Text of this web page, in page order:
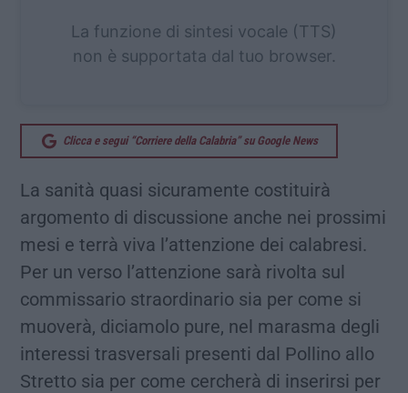
La funzione di sintesi vocale (TTS)
non è supportata dal tuo browser.
Clicca e segui “Corriere della Calabria” su Google News
La sanità quasi sicuramente costituirà
argomento di discussione anche nei prossimi
mesi e terrà viva l’attenzione dei calabresi.
Per un verso l’attenzione sarà rivolta sul
commissario straordinario sia per come si
muoverà, diciamolo pure, nel marasma degli
interessi trasversali presenti dal Pollino allo
Stretto sia per come cercherà di inserirsi per